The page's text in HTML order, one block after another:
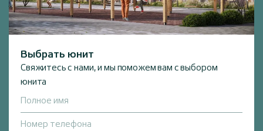
Выбрать юнит
Свяжитесь с нами, и мы поможем вам с выбором
юнита
Полное имя
Номер телефона